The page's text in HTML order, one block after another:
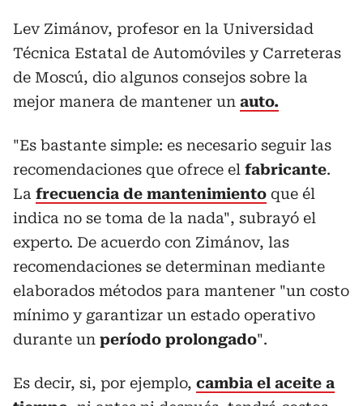
Lev Zimánov, profesor en la Universidad
Técnica Estatal de Automóviles y Carreteras
de Moscú, dio algunos consejos sobre la
mejor manera de mantener un auto.
"Es bastante simple: es necesario seguir las
recomendaciones que ofrece el fabricante.
La frecuencia de mantenimiento que él
indica no se toma de la nada", subrayó el
experto. De acuerdo con Zimánov, las
recomendaciones se determinan mediante
elaborados métodos para mantener "un costo
mínimo y garantizar un estado operativo
durante un período prolongado".
Es decir, si, por ejemplo, cambia el aceite a